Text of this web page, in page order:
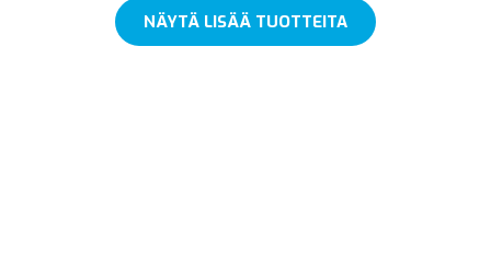
NÄYTÄ LISÄÄ TUOTTEITA